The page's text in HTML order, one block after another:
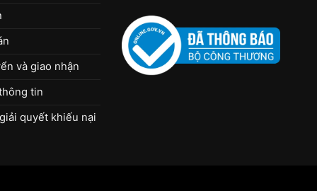
và giao nhận
tin
quyết khiếu nại